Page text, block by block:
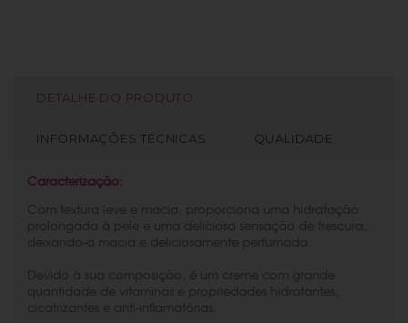
DETALHE DO PRODUTO
INFORMAÇÕES TÉCNICAS QUALIDADE
Caracterização:
Com textura leve e macia, proporciona uma hidratação
prolongada à pele e uma deliciosa sensação de frescura,
deixando-a macia e deliciosamente perfumada.
Devido à sua composição, é um creme com grande
quantidade de vitaminas e propriedades hidratantes,
cicatrizantes e anti-inflamatórias.